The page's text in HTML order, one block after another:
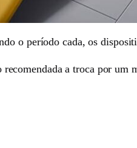
o período cada, os
a troca por um